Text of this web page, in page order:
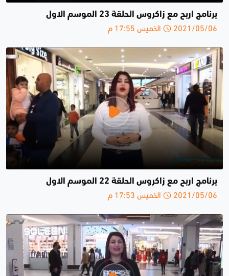
برنامج اربح مع زاكروس الحلقة 23 الموسم الاول
2021/05/06 الخميس 17:55 م
برنامج اربح مع زاكروس الحلقة 22 الموسم الاول
2021/05/06 الخميس 17:53 م